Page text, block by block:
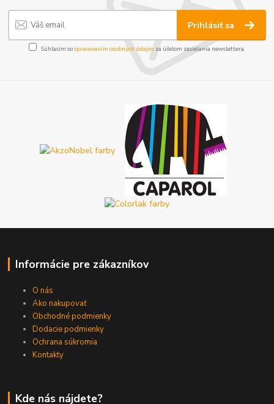
Prihlásiť sa
Súhlasím sospracovaním osobných údajov za účelom zasielania newslettera.
Informácie pre zákazníkov
O nás
Ako nakupovať
Obchodné podmienky
Dodacie podmienky
Ochrana súkromia
Kontakty
Kde nás nájdete?